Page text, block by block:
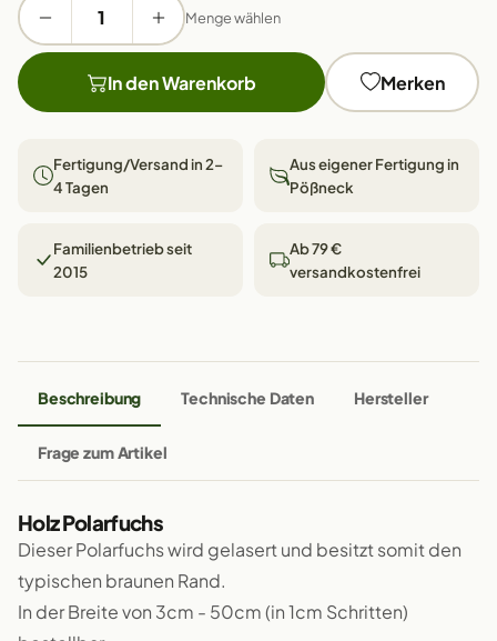
Menge wählen
In den Warenkorb Merken
Fertigung/Versand in 2–
4 Tagen
Aus eigener Fertigung in
Pößneck
Familienbetrieb seit
2015
Ab 79 €
versandkostenfrei
Beschreibung Technische Daten Hersteller
Frage zum Artikel
Holz Polarfuchs
Dieser Polarfuchs wird gelasert und besitzt somit den
typischen braunen Rand.
In der Breite von 3cm - 50cm (in 1cm Schritten)